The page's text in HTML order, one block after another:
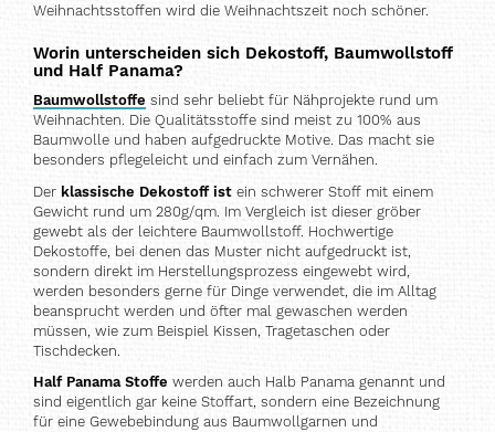
Weihnachtsstoffen wird die Weihnachtszeit noch schöner.
Worin unterscheiden sich Dekostoff, Baumwollstoff
und Half Panama?
Baumwollstoffe sind sehr beliebt für Nähprojekte rund um
Weihnachten. Die Qualitätsstoffe sind meist zu 100% aus
Baumwolle und haben aufgedruckte Motive. Das macht sie
besonders pflegeleicht und einfach zum Vernähen.
Der klassische Dekostoff ist ein schwerer Stoff mit einem
Gewicht rund um 280g/qm. Im Vergleich ist dieser gröber
gewebt als der leichtere Baumwollstoff. Hochwertige
Dekostoffe, bei denen das Muster nicht aufgedruckt ist,
sondern direkt im Herstellungsprozess eingewebt wird,
werden besonders gerne für Dinge verwendet, die im Alltag
beansprucht werden und öfter mal gewaschen werden
müssen, wie zum Beispiel Kissen, Tragetaschen oder
Tischdecken.
Half Panama Stoffe werden auch Halb Panama genannt und
sind eigentlich gar keine Stoffart, sondern eine Bezeichnung
für eine Gewebebindung aus Baumwollgarnen und